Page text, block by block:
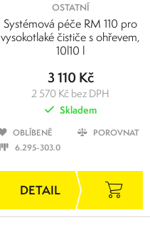
OSTATNÍ
Systémová péče RM 110 pro
vysokotlaké čističe s ohřevem,
10l10 l
3 110 Kč
2 570 Kč bez DPH
Skladem
OBLÍBENÉ
POROVNAT
6.295-303.0